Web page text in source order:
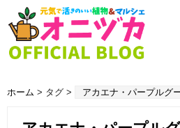
ホーム > タグ > アカエナ・パープルグ